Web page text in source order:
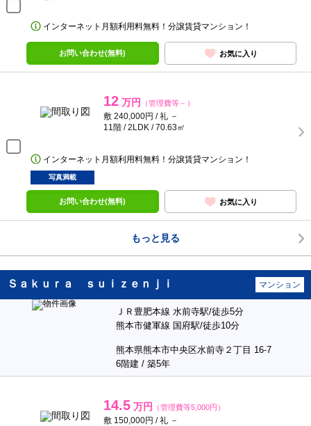
インターネット月額利用料無料！分譲賃貸マンション！
お問い合わせ(無料) お気に入り
12 万円 （管理費等－）
敷 240,000円 / 礼 －
11階 / 2LDK / 70.63㎡
インターネット月額利用料無料！分譲賃貸マンション！
写真満載
お問い合わせ(無料) お気に入り
もっと見る
Ｓａｋｕｒａ ｓｕｉｚｅｎｊｉ マンション
ＪＲ豊肥本線 水前寺駅/徒歩5分
熊本市健軍線 国府駅/徒歩10分
熊本県熊本市中央区水前寺２丁目 16-7
6階建 / 築5年
14.5 万円 （管理費等5,000円）
敷 150,000円 / 礼 －